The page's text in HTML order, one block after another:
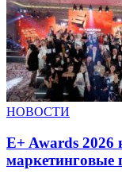
НОВОСТИ
E+ Awards 2026
маркетинговые